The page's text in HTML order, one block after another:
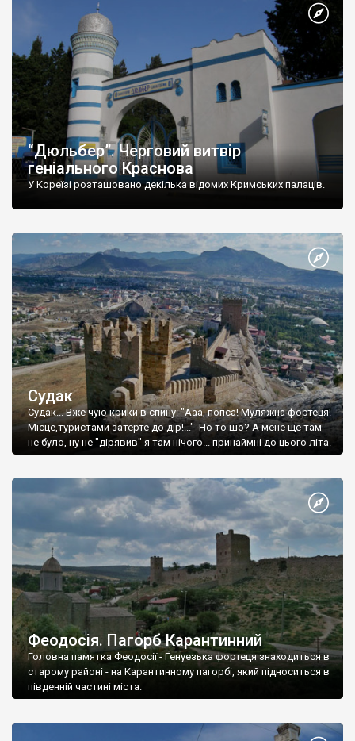
“Дюльбер”. Черговий витвір
геніального Краснова
У Кореїзі розташовано декілька відомих Кримських палаців.
Судак
Судак... Вже чую крики в спину: "Ааа, попса! Муляжна фортеця!
Місце,туристами затерте до дір!..." Но то шо? А мене ще там
не було, ну не "дірявив" я там нічого... принаймні до цього літа.
Феодосія. Пагорб Карантинний
Головна памятка Феодосії - Генуезька фортеця знаходиться в
старому районі - на Карантинному пагорбі, який підноситься в
південній частині міста.